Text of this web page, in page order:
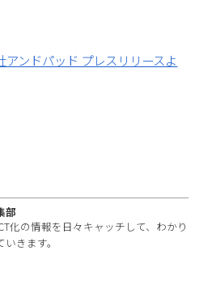
ンドパッド プレスリリースよ
部
化の情報を日々キャッチして、わかり
きます。